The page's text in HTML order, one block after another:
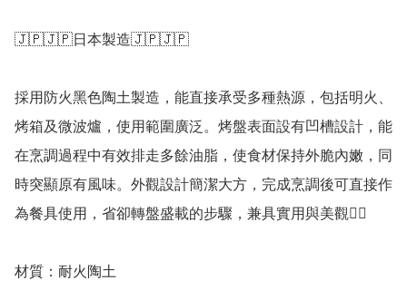
🇯🇵🇯🇵日本製造🇯🇵🇯🇵
採用防火黑色陶土製造，能直接承受多種熱源，包括明火、
烤箱及微波爐，使用範圍廣泛。烤盤表面設有凹槽設計，能
在烹調過程中有效排走多餘油脂，使食材保持外脆內嫩，同
時突顯原有風味。外觀設計簡潔大方，完成烹調後可直接作
為餐具使用，省卻轉盤盛載的步驟，兼具實用與美觀👍🏻
材質：耐火陶土